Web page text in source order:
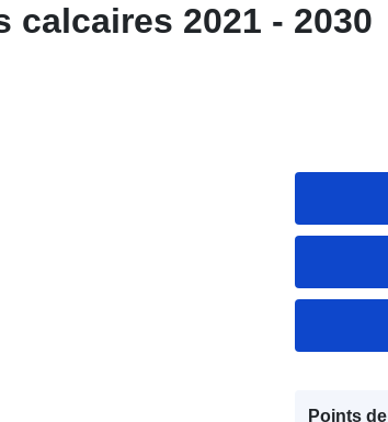
calcaires 2021 - 2030
Points de